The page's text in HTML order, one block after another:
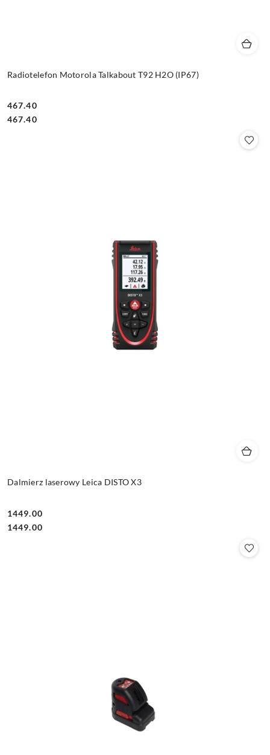
Radiotelefon Motorola Talkabout T92 H2O (IP67)
Cena:
467.40
Cena:
467.40
Dalmierz laserowy Leica DISTO X3
Cena:
1449.00
Cena:
1449.00